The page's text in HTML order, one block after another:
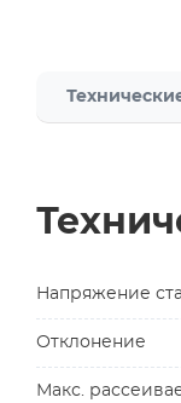
Напряжение
Отклонение
Макс.